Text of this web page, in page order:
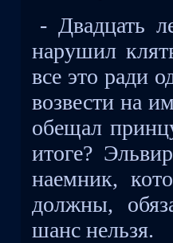
- Двадцать
нарушил
все это ради
возвести на
обещал
итоге?
наемник,
должны,
шанс нельзя.